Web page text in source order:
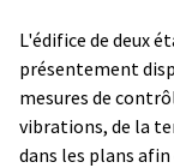
L'édifice de deux
présentement
mesures de
vibrations, de la
dans les plans